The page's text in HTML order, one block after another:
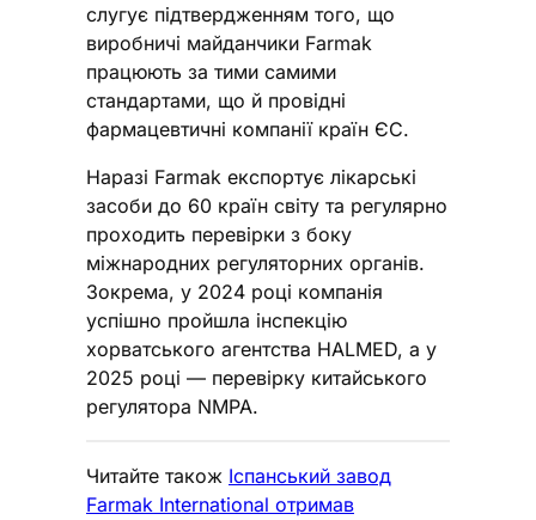
слугує підтвердженням того, що
виробничі майданчики Farmak
працюють за тими самими
стандартами, що й провідні
фармацевтичні компанії країн ЄС.
Наразі Farmak експортує лікарські
засоби до 60 країн світу та регулярно
проходить перевірки з боку
міжнародних регуляторних органів.
Зокрема, у 2024 році компанія
успішно пройшла інспекцію
хорватського агентства HALMED, а у
2025 році — перевірку китайського
регулятора NMPA.
Читайте також Іспанський завод
Farmak International отримав